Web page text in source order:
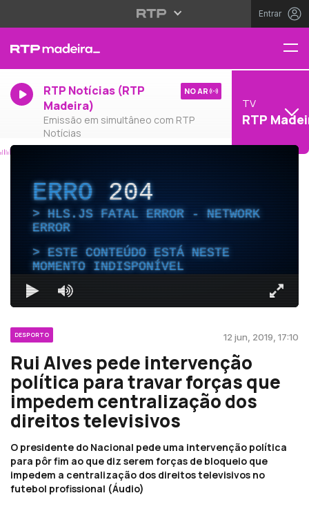
Entrar
RTP Notícias (RTP
Madeira)
Emissão em simultâneo com RTP
Notícias
NO AR
TV
RTP
ERRO204
HLS.JS FATAL ERROR - NETWORK
ERROR
ESTE CONTEÚDO ESTÁ NESTE
MOMENTO INDISPONÍVEL
DESPORTO 12 jun, 2019, 17:10
Rui Alves pede intervenção
política para travar forças que
impedem centralização dos
direitos televisivos
O presidente do Nacional pede uma intervenção política
para pôr fim ao que diz serem forças de bloqueio que
impedem a centralização dos direitos televisivos no
futebol profissional (Áudio)